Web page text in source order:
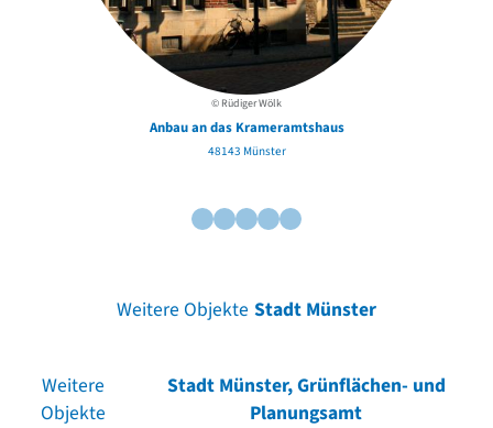
© Rüdiger Wölk
Anbau an das Krameramtshaus
48143 Münster
Weitere Objekte Stadt Münster
Weitere
Objekte
Stadt Münster, Grünflächen- und
Planungsamt